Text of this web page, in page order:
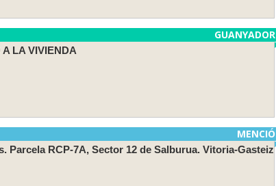
GUANYADOR
LA VIVIENDA
MENCIÓ
Parcela RCP-7A, Sector 12 de Salburua. Vitoria-Gasteiz